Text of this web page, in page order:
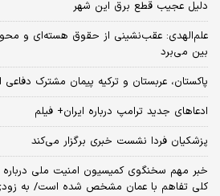
دلیل عجیب قطع برق این شهر
علم‌الهدی: عقب‌نشینی از حقوق هسته‌ای و محور
بین می‌برد
پاکستان، عربستان و ترکیه پیمان مشترک دفاعی
ادعاهای جدید ترامپ درباره ایران+ فیلم
پزشکیان فردا نشست خبری برگزار می‌کند
خبر مهم سخنگوی کمیسیون امنیت ملی درباره
کلی تفاهم با عمان مشخص شده است/ به